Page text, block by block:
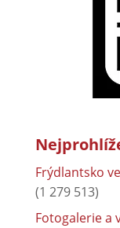
Frýdlantsko
(1 279 513)
Fotogalerie a